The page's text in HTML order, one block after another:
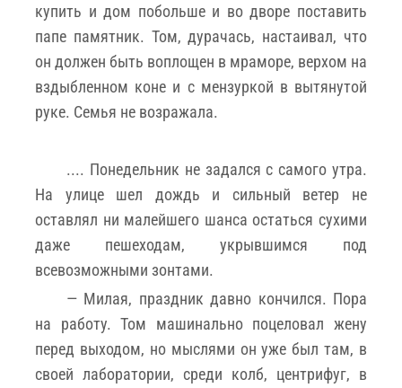
купить и дом побольше и во дворе поставить
папе памятник. Том, дурачась, настаивал, что
он должен быть воплощен в мраморе, верхом на
вздыбленном коне и с мензуркой в вытянутой
руке. Семья не возражала.
.... Понедельник не задался с самого утра.
На улице шел дождь и сильный ветер не
оставлял ни малейшего шанса остаться сухими
даже пешеходам, укрывшимся под
всевозможными зонтами.
— Милая, праздник давно кончился. Пора
на работу. Том машинально поцеловал жену
перед выходом, но мыслями он уже был там, в
своей лаборатории, среди колб, центрифуг, в